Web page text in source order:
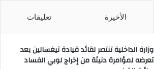
الأخيرة تعليقات
وزارة الداخلية تنتصر لقائد قيادة تيغسالين بعد
تعرضه لمؤامرة دنيئة من إخراج لوبي الفساد